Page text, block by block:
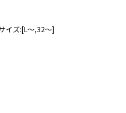
イズ:[L～,32～]